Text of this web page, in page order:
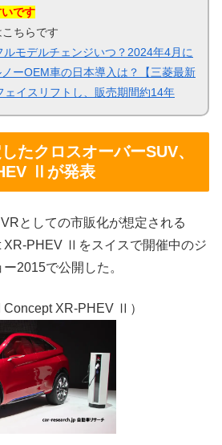
です
ちらです
ルモデルチェンジいつ？2024年4月に
ーOEM車の日本導入は？【三菱最新
イスリフトし、販売期間約14年
たクロスオーバーSUV、
Ⅱが発表
としての市販化が想定される
XR-PHEV Ⅱをスイスで開催中のジ
2015で公開した。
Concept XR-PHEV Ⅱ）